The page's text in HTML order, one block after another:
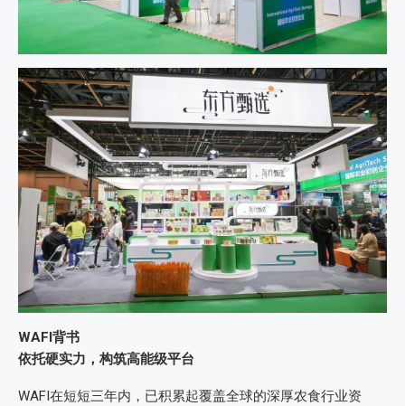
WAFI背书
依托硬实力，构筑高能级平台
WAFI在短短三年内，已积累起覆盖全球的深厚农食行业资